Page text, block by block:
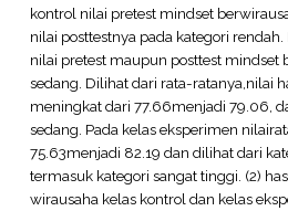
kontrol nilai pretest mindset
nilai posttestnya pada kategori rendah.
nilai pretest maupun posttest mindset
sedang. Dilihat dari rata-ratanya,nilai
meningkat dari 77.66menjadi 79.06,
sedang. Pada kelas eksperimen
75.63menjadi 82.19 dan dilihat dari
termasuk kategori sangat tinggi. (2)
wirausaha kelas kontrol dan kelas